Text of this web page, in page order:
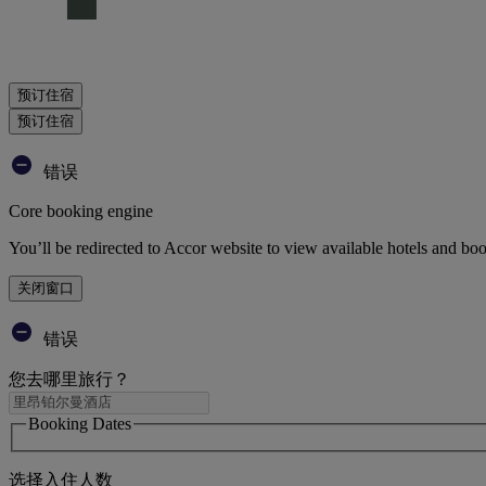
预订住宿
预订住宿
错误
Core booking engine
You’ll be redirected to Accor website to view available hotels and
关闭窗口
错误
您去哪里旅行？
Booking Dates
选择入住人数